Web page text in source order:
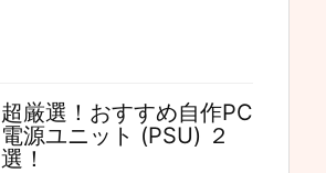
超厳選！おすすめ自作PC
電源ユニット (PSU) ２
選！